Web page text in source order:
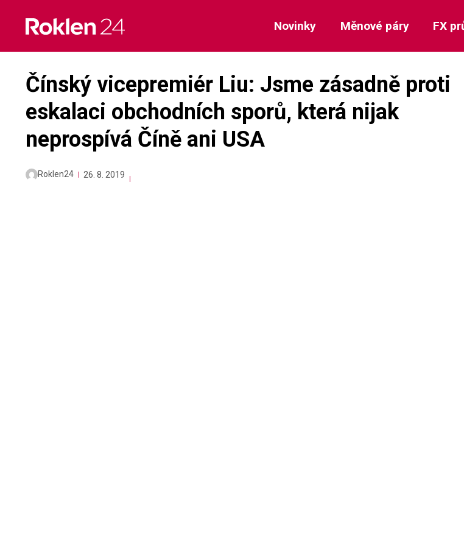
content
Novinky Měnové páry FX
Čínský vicepremiér Liu: Jsme zásadně proti
eskalaci obchodních sporů, která nijak
neprospívá Číně ani USA
Roklen24 26. 8. 2019